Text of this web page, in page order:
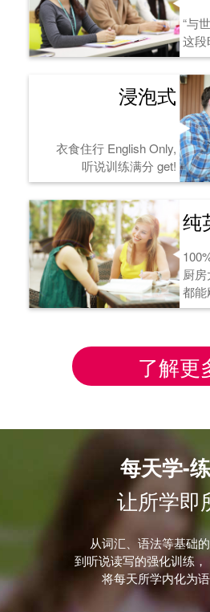
“与
这段
浸泡式
衣食住行 English Only,
听说训练满分 get!
纯
厨
都能
了解更
每天学-
让所学即
从词汇、语法等基础
到听说读写的强化训练
将每天所学内化为